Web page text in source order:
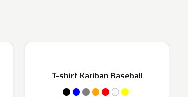
T-shirt Kariban Baseball